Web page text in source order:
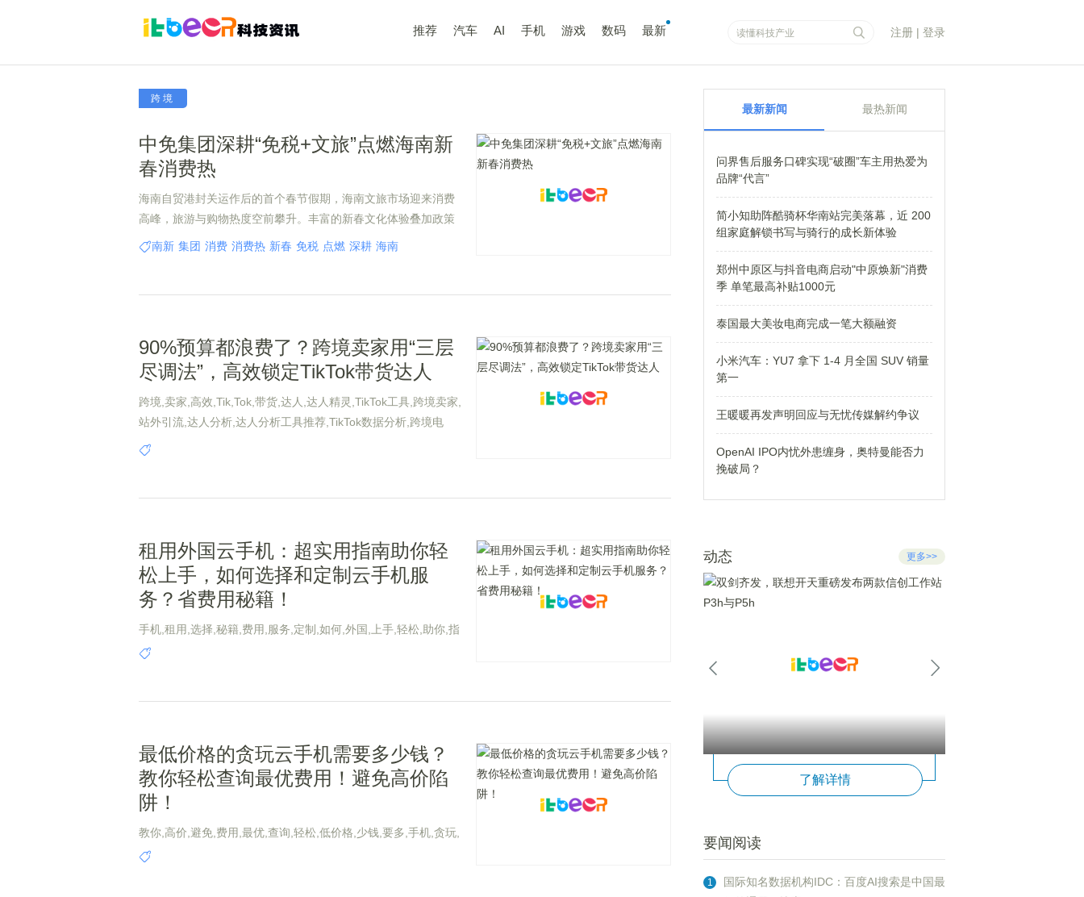
推荐 汽车 AI 手机 游戏 数码 最新 注册 | 登录
跨境
中免集团深耕“免税+文旅”点燃海南新
春消费热
海南自贸港封关运作后的首个春节假期，海南文旅市场迎来消费
高峰，旅游与购物热度空前攀升。丰富的新春文化体验叠加政策
红利，离岛免税店人潮涌动，带动文旅消费全面升温。
南新 集团 消费 消费热 新春 免税 点燃 深耕 海南
90%预算都浪费了？跨境卖家用“三层
尽调法”，高效锁定TikTok带货达人
跨境,卖家,高效,Tik,Tok,带货,达人,达人精灵,TikTok工具,跨境卖家,
站外引流,达人分析,达人分析工具推荐,TikTok数据分析,跨境电
商,TikTok运营,TikTok达人合作
租用外国云手机：超实用指南助你轻
松上手，如何选择和定制云手机服
务？省费用秘籍！
手机,租用,选择,秘籍,费用,服务,定制,如何,外国,上手,轻松,助你,指
南,实用
最低价格的贪玩云手机需要多少钱？
教你轻松查询最优费用！避免高价陷
阱！
教你,高价,避免,费用,最优,查询,轻松,低价格,少钱,要多,手机,贪玩,
陷阱
最新新闻 最热新闻
问界售后服务口碑实现“破圈”车主用热爱为
品牌“代言”
简小知助阵酷骑杯华南站完美落幕，近 200
组家庭解锁书写与骑行的成长新体验
郑州中原区与抖音电商启动"中原焕新"消费
季 单笔最高补贴1000元
泰国最大美妆电商完成一笔大额融资
小米汽车：YU7 拿下 1-4 月全国 SUV 销量
第一
王暖暖再发声明回应与无忧传媒解约争议
OpenAI IPO内忧外患缠身，奥特曼能否力
挽破局？
动态 更多>>
了解详情
要闻阅读
1
国际知名数据机构IDC：百度AI搜索是中国最